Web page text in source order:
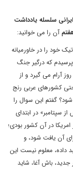
سلسله یادداشت
آن را می خوانید:
خود را در خاورمیانه
که درگیر جنگ
آرام می گیرد و از
حتی کشورهای عربی رنج
گفتم این سوال را
سپتامبر» در ابتدای
در آن کشور بودی؛
آن یافت شود، و
معلوم نیست این
باش آغا، شاید